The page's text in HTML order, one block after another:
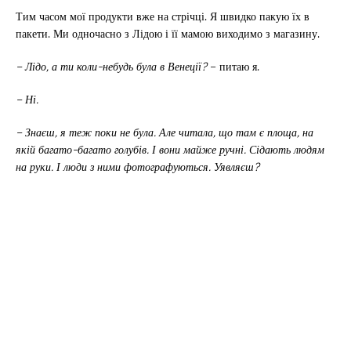
Тим часом мої продукти вже на стрічці. Я швидко пакую їх в
пакети. Ми одночасно з Лідою і її мамою виходимо з магазину.
– Лідо, а ти коли-небудь була в Венеції?– питаю я.
– Ні.
– Знаєш, я теж поки не була. Але читала, що там є площа, на
якій багато-багато голубів. І вони майже ручні. Сідають людям
на руки. І люди з ними фотографуються. Уявляєш?